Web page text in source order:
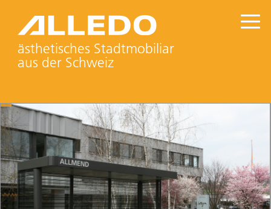
ästhetisches Stadtmobiliar
aus der Schweiz